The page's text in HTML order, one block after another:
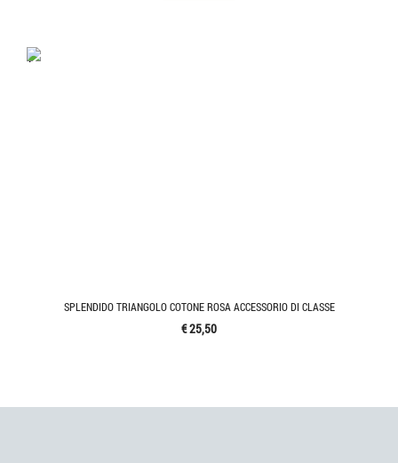
'.'
SPLENDIDO TRIANGOLO COTONE ROSA ACCESSORIO DI CLASSE
€ 25,50